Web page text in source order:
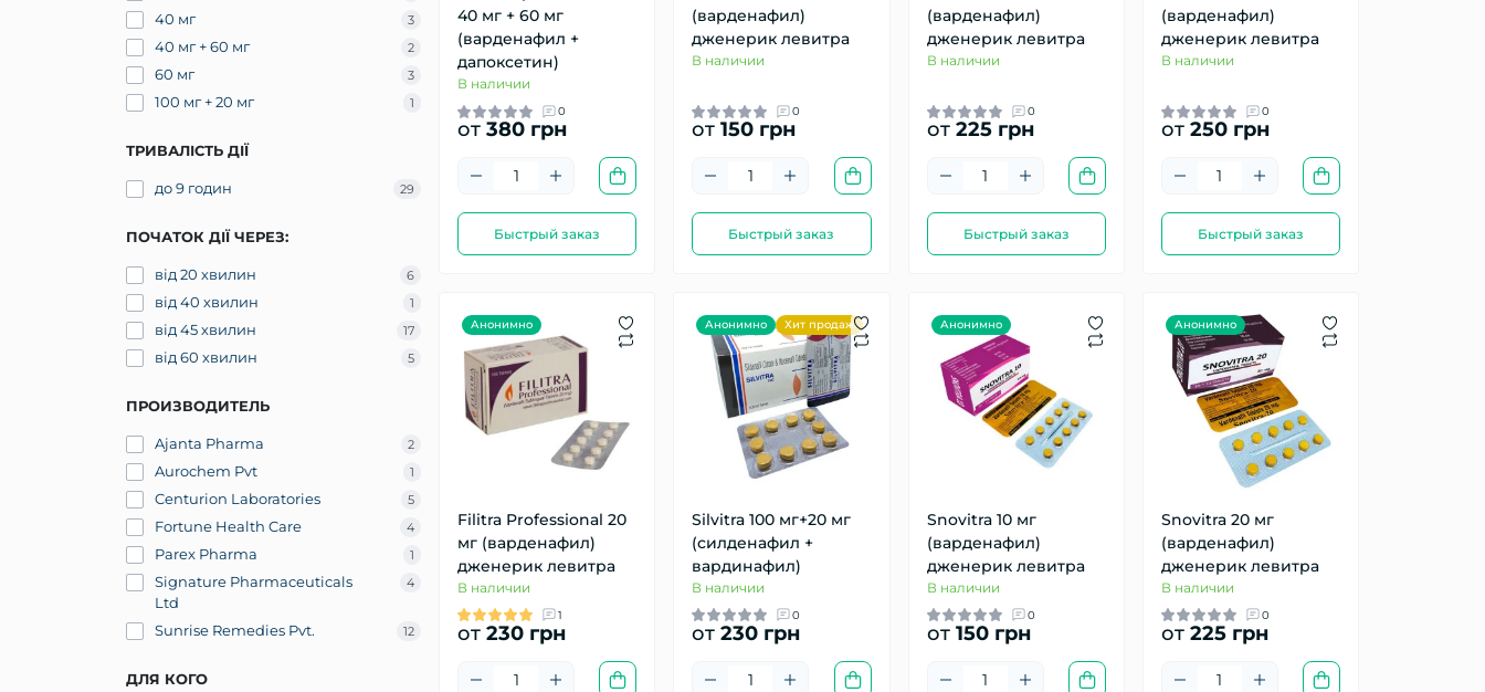
40 мг 3
40 мг + 60 мг 2
60 мг 3
100 мг + 20 мг 1
ТРИВАЛІСТЬ ДІЇ
до 9 годин 29
ПОЧАТОК ДІЇ ЧЕРЕЗ:
від 20 хвилин 6
від 40 хвилин 1
від 45 хвилин 17
від 60 хвилин 5
ПРОИЗВОДИТЕЛЬ
Ajanta Pharma 2
Aurochem Pvt 1
Centurion Laboratories 5
Fortune Health Care 4
Parex Pharma 1
Signature Pharmaceuticals
Ltd
4
Sunrise Remedies Pvt. 12
ДЛЯ КОГО
40 мг + 60 мг
(варденафил +
дапоксетин)
В наличии
0
от 380 грн
Быстрый заказ
(варденафил)
дженерик левитра
В наличии
0
от 150 грн
Быстрый заказ
(варденафил)
дженерик левитра
В наличии
0
от225 грн
Быстрый заказ
(варденафил)
дженерик левитра
В наличии
0
от250 грн
Быстрый заказ
Анонимно
Filitra Professional 20
мг (варденафил)
дженерик левитра
В наличии
1
от 230 грн
Анонимно Хит продаж
Silvitra 100 мг+20 мг
(силденафил +
вардинафил)
В наличии
0
от 230 грн
Анонимно
Snovitra 10 мг
(варденафил)
дженерик левитра
В наличии
0
от150 грн
Анонимно
Snovitra 20 мг
(варденафил)
дженерик левитра
В наличии
0
от225 грн